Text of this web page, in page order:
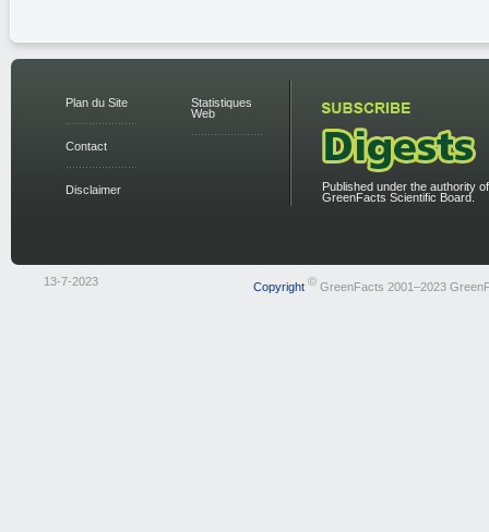
Plan du Site
Contact
Disclaimer
Statistiques
Web
Published under the authority
GreenFacts Scientific Board.
13-7-2023 Copyright ©GreenFacts 2001–2023